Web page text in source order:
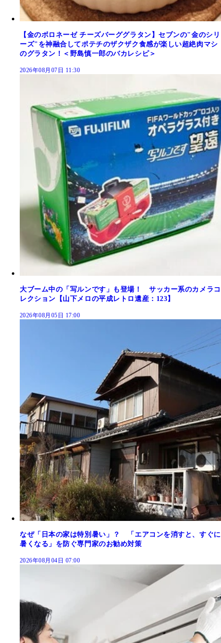
【金のボロネーゼ チーズバーググラタン】セブンの"金のシリ
ーズ"を神融合してポテチのザクザク食感が楽しい超絶肉マシ
のグラタン！＜野島慎一郎のバカレシピ＞
2026年08月07日 11:30
大ブーム中の「写ルンです」も登場！ サッカー系のカメラコ
レクション【山下メロの平成レトロ遺産：123】
2026年08月05日 17:00
なぜ「日本の家は特別暑い」？ 「エアコンを消すと、すぐに
暑くなる」を防ぐ専門家のお勧め対策
2026年08月04日 07:00